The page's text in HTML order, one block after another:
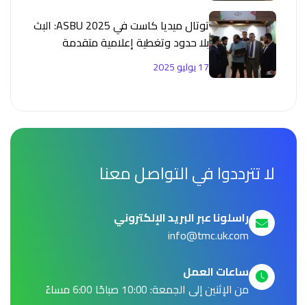
توتال ميديا كاست في ASBU 2025: البث
بلا حدود وتغطية إعلامية متقدمة
17 يوليو 2025
لا تترددوا في التواصل معنا
راسلونا عبر البريد الإلكتروني
info@tmc.uk.com
ساعات العمل
من الإثنين إلى الجمعة: 10:00 صباحًا 6:00 مساءً